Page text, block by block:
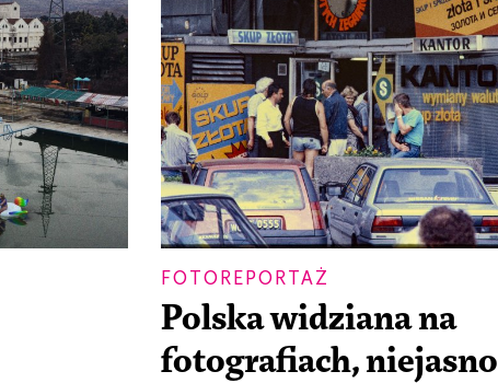
FOTOREPORTAŻ
Polska widziana na
fotografiach, niejasno